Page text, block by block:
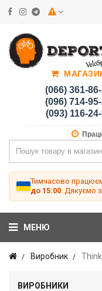
(066) 361-
(096) 714-
(093) 116-
Тимчасово
до 15:00 . Дякуємо
МЕНЮ
Виробник
ВИРОБНИКИ